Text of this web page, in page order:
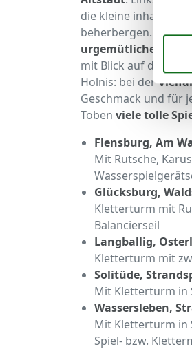
die kleine
beherbergen. Egal
urgemütlichen
mit Blick auf die
Holnis: bei der
Geschmack und für
Toben viele tolle
Flensburg, Am
Mit Rutsche,
Glücksburg,
Kletterturm mit
Balancierseil
Langballig,
Kletterturm mit
Solitüde,
Mit Kletterturm in
Wassersleben,
Mit Kletterturm in
Spiel- bzw.